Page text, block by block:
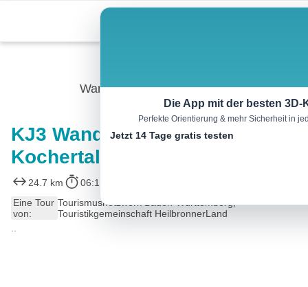
content
Wandern
KJ3 Wanderachter im
Kochertal
24.7 km 06:14 h
Eine Tour
von:
Tourismusnetzwerk Baden-Württemberg,
Touristikgemeinschaft HeilbronnerLand
Die App mit der besten 3D-
Perfekte Orientierung & mehr Sicherheit in
Jetzt 14 Tage gratis testen